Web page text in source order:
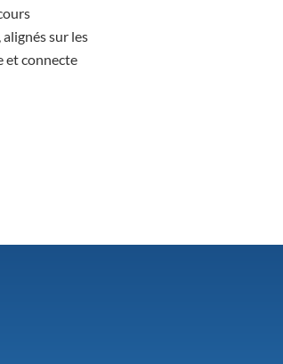
sur les
et connecte